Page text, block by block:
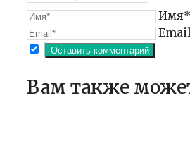
Имя*
Вам также